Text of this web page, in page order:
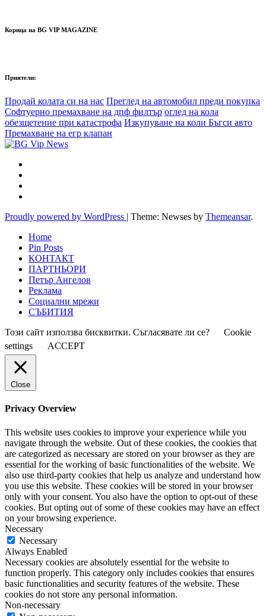
Корица на BG VIP MAGAZINE
Приятели:
Продай колата си на нас Преглед на автомобил преди покупка
Софтуерно премахване на дпф филтър оглед на кола
обезщетение при катастрофа Изкупуване на коли Бъгси авто
Премахване на егр клапан
Proudly powered by WordPress | Theme: Newses by Themeansar.
Home
Pin Posts
КОНТАКТ
ПАРТНЬОРИ
Петър Ангелов
Реклама
Социални мрежи
СЪБИТИЯ
Този сайт използва бисквитки. Съгласявате ли се?
Cookie
settings
ACCEPT
Close
Privacy Overview
This website uses cookies to improve your experience while you
navigate through the website. Out of these cookies, the cookies that
are categorized as necessary are stored on your browser as they are
essential for the working of basic functionalities of the website. We
also use third-party cookies that help us analyze and understand how
you use this website. These cookies will be stored in your browser
only with your consent. You also have the option to opt-out of these
cookies. But opting out of some of these cookies may have an effect
on your browsing experience.
Necessary
Necessary
Always Enabled
Necessary cookies are absolutely essential for the website to
function properly. This category only includes cookies that ensures
basic functionalities and security features of the website. These
cookies do not store any personal information.
Non-necessary